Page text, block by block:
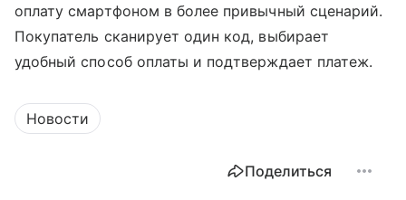
оплату смартфоном в более привычный сценарий.
Покупатель сканирует один код, выбирает
удобный способ оплаты и подтверждает платеж.
Новости
Поделиться